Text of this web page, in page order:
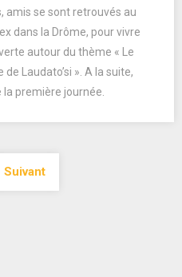
amis se sont retrouvés au
dans la Drôme, pour vivre
autour du thème « Le
Laudato’si ». A la suite,
première journée.
Navigation
Suivant